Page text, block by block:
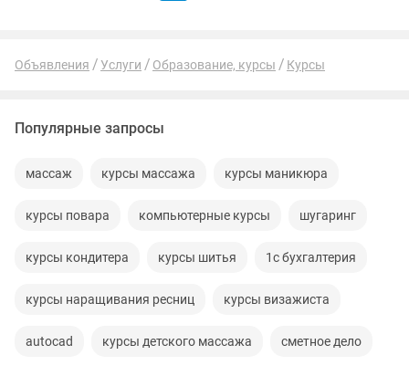
Объявления Услуги Образование, курсы Курсы
Популярные запросы
массаж курсы массажа курсы маникюра
курсы повара компьютерные курсы шугаринг
курсы кондитера курсы шитья 1с бухгалтерия
курсы наращивания ресниц курсы визажиста
autocad курсы детского массажа сметное дело